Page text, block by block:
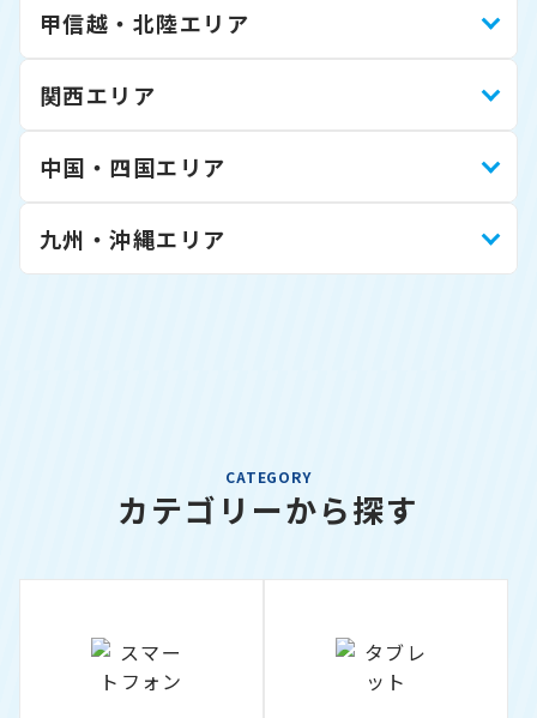
甲信越・北陸エリア
関西エリア
中国・四国エリア
九州・沖縄エリア
CATEGORY
カテゴリーから探す